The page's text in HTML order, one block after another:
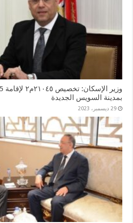
بمدينة السويس الجديدة
29 ديسمبر، 2023